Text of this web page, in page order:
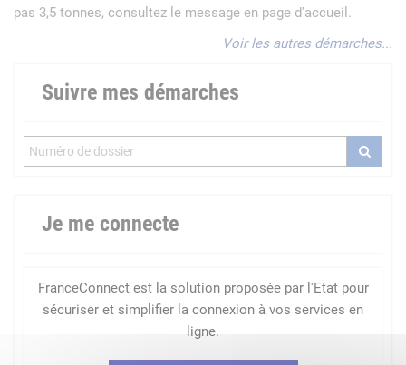
pas 3,5 tonnes, consultez le message en page d'accueil.
Voir les autres démarches...
Suivre mes démarches
Je me connecte
FranceConnect est la solution proposée par l'Etat pour
sécuriser et simplifier la connexion à vos services en
ligne.